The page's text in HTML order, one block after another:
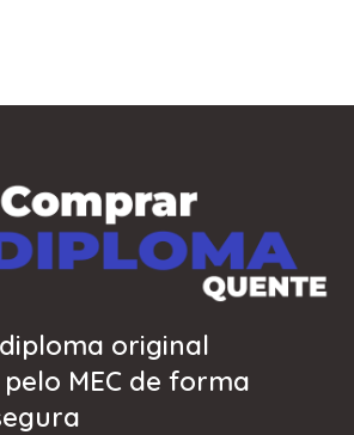
original
MEC de forma